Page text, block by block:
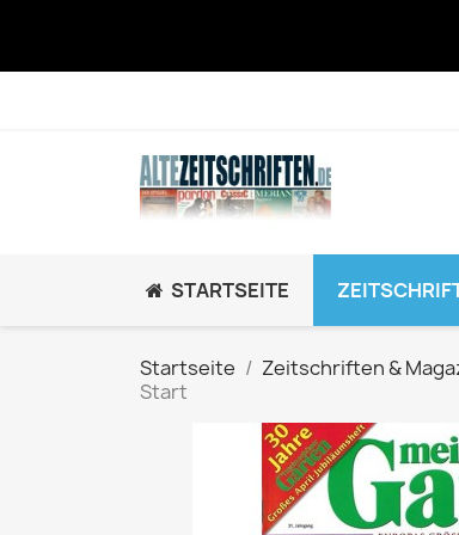
STARTSEITE
hey!
Startseite Zeitschriften &
Start